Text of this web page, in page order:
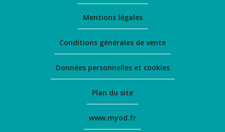
Mentions légales
Conditions générales de vente
Données personnelles et cookies
Plan du site
www.myod.fr